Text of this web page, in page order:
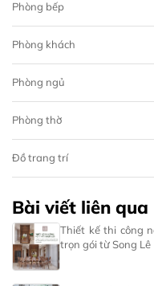
Phòng bếp
Phòng khách
Phòng ngủ
Phòng thờ
Đồ trang trí
Bài viết liên qua
Thiết kế thi công
trọn gói từ Song Lê